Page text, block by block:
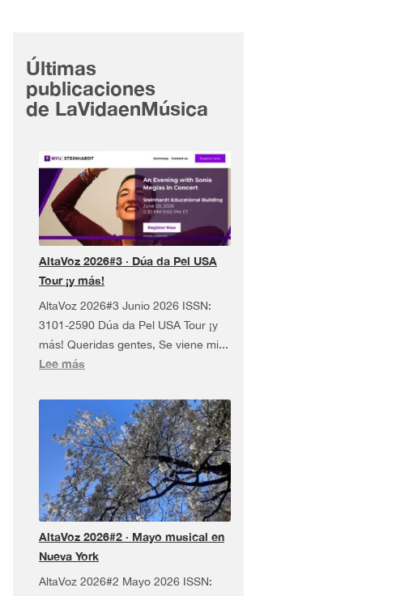
Últimas
publicaciones
de LaVidaenMúsica
AltaVoz 2026#3 · Dúa da Pel USA
Tour ¡y más!
AltaVoz 2026#3 Junio 2026 ISSN:
3101-2590 Dúa da Pel USA Tour ¡y
más! Queridas gentes, Se viene mi...
Lee más
2026#3
·
Dúa
da
Pel
USA
Tour
¡y
más!
AltaVoz 2026#2 · Mayo musical en
Nueva York
AltaVoz 2026#2 Mayo 2026 ISSN: